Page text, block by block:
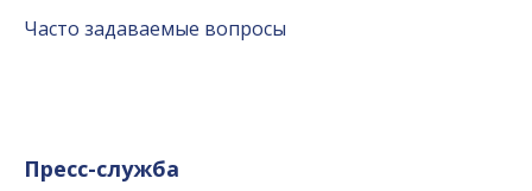
Часто задаваемые вопросы
Пресс-служба